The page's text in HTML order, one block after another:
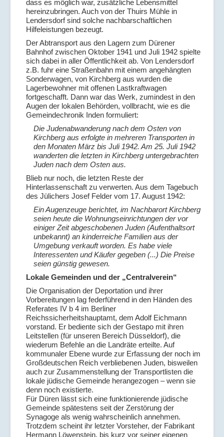
dass es möglich war, zusätzliche Lebensmittel
hereinzubringen. Auch von der Thuirs Mühle in
Lendersdorf sind solche nachbarschaftlichen
Hilfeleistungen bezeugt.
Der Abtransport aus den Lagern zum Dürener
Bahnhof zwischen Oktober 1941 und Juli 1942 spielte
sich dabei in aller Öffentlichkeit ab. Von Lendersdorf
z.B. fuhr eine Straßenbahn mit einem angehängten
Sonderwagen, von Kirchberg aus wurden die
Lagerbewohner mit offenen Lastkraftwagen
fortgeschafft. Dann war das Werk, zumindest in den
Augen der lokalen Behörden, vollbracht, wie es die
Gemeindechronik Inden formuliert:
Die Judenabwanderung nach dem Osten von
Kirchberg aus erfolgte in mehreren Transporten in
den Monaten März bis Juli 1942. Am 25. Juli 1942
wanderten die letzten in Kirchberg untergebrachten
Juden nach dem Osten aus.
Blieb nur noch, die letzten Reste der
Hinterlassenschaft zu verwerten. Aus dem Tagebuch
des Jülichers Josef Felder vom 17. August 1942:
Ein Augenzeuge berichtet, im Nachbarort Kirchberg
seien heute die Wohnungseinrichtungen der vor
einiger Zeit abgeschobenen Juden (Aufenthaltsort
unbekannt) an kinderreiche Familien aus der
Umgebung verkauft worden. Es habe viele
Interessenten und Käufer gegeben (...) Die Preise
seien günstig gewesen.
Lokale Gemeinden und der „Centralverein“
Die Organisation der Deportation und ihrer
Vorbereitungen lag federführend in den Händen des
Referates IV b 4 im Berliner
Reichssicherheitshauptamt, dem Adolf Eichmann
vorstand. Er bediente sich der Gestapo mit ihren
Leitstellen (für unseren Bereich Düsseldorf), die
wiederum Befehle an die Landräte erteilte. Auf
kommunaler Ebene wurde zur Erfassung der noch im
Großdeutschen Reich verbliebenen Juden, bisweilen
auch zur Zusammenstellung der Transportlisten die
lokale jüdische Gemeinde herangezogen – wenn sie
denn noch existierte.
Für Düren lässt sich eine funktionierende jüdische
Gemeinde spätestens seit der Zerstörung der
Synagoge als wenig wahrscheinlich annehmen.
Trotzdem scheint ihr letzter Vorsteher, der Fabrikant
Hermann Löwenstein, bis kurz vor seiner eigenen